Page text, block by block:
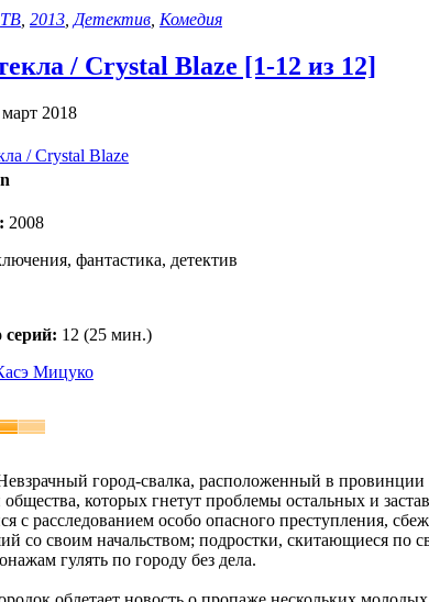
ТВ, 2013,Детектив, Комедия
/ Crystal Blaze [1-12 из 12]
2018
2008
фантастика, детектив
серий: 12 (25 мин.)
Мицуко
город-свалка, расположенный в провинции
которых гнетут проблемы остальных и
с расследованием особо опасного преступления,
со своим начальством; подростки, скитающиеся по
гулять по городу без дела.